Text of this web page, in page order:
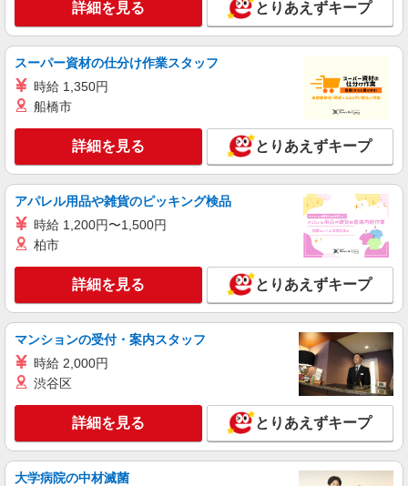
詳細を見る とりあえずキープ
スーパー資材の仕分け作業スタッフ
時給 1,350円
船橋市
詳細を見る とりあえずキープ
アパレル用品や雑貨のピッキング検品
時給 1,200円〜1,500円
柏市
詳細を見る とりあえずキープ
マンションの受付・案内スタッフ
時給 2,000円
渋谷区
詳細を見る とりあえずキープ
大学病院の中材滅菌